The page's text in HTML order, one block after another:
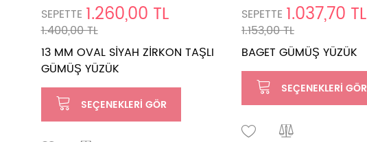
SEPETTE 1.260,00 TL
1.400,00 TL
13 MM OVAL SİYAH ZİRKON TAŞLI
GÜMÜŞ YÜZÜK
SEÇENEKLERI GÖR
SEPETTE 1.037,70 TL
1.153,00 TL
BAGET GÜMÜŞ YÜZÜK
SEÇENEKLERI GÖR